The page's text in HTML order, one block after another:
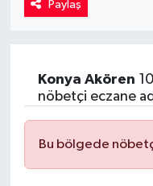
Paylaş
Konya Akören
nöbetçi eczane
Bu bölgede
Yaşam